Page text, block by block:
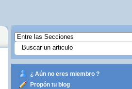
¿ Aún no eres miembro ?
Propón tu blog